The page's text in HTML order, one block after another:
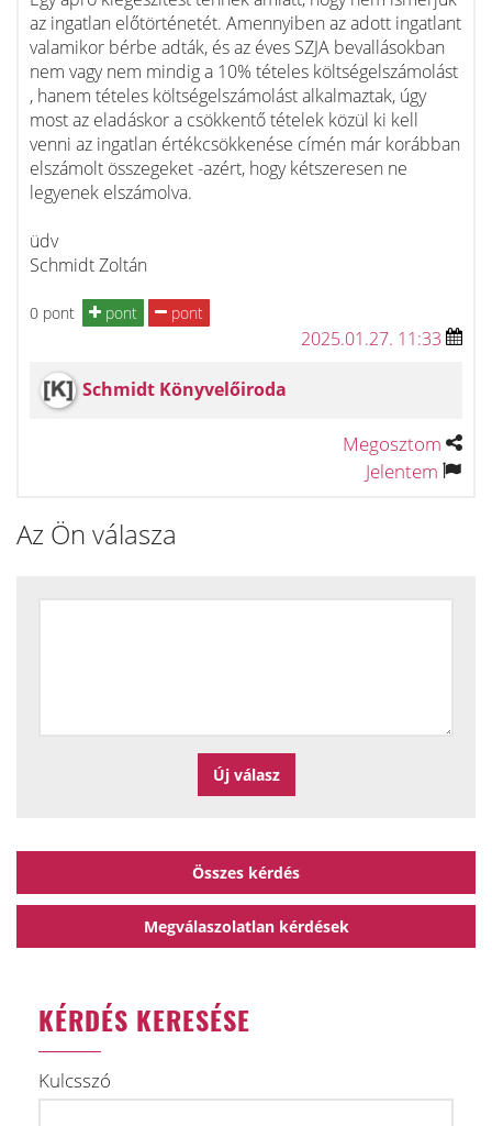
az ingatlan előtörténetét. Amennyiben az adott ingatlant
valamikor bérbe adták, és az éves SZJA bevallásokban
nem vagy nem mindig a 10% tételes költségelszámolást
, hanem tételes költségelszámolást alkalmaztak, úgy
most az eladáskor a csökkentő tételek közül ki kell
venni az ingatlan értékcsökkenése címén már korábban
elszámolt összegeket -azért, hogy kétszeresen ne
legyenek elszámolva.
üdv
Schmidt Zoltán
0 pont pont pont
2025.01.27. 11:33
Schmidt Könyvelőiroda
Megosztom
Jelentem
Az Ön válasza
Összes kérdés
Megválaszolatlan kérdések
KÉRDÉS KERESÉSE
Kulcsszó